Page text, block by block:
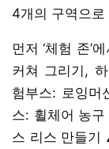
4개의 구역으
먼저 ‘체험 존’
커쳐 그리기,
험부스: 로잉
스: 휠체어 농
스 리스 만들기